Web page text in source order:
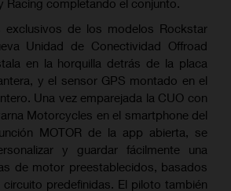
Racing completando el conjunto.
exclusivos de los modelos Rockstar
Unidad de Conectividad Offroad
en la horquilla detrás de la placa
y el sensor GPS montado en el
Una vez emparejada la CUO con
Motorcycles en el smartphone del
MOTOR de la app abierta, se
y guardar fácilmente una
de motor preestablecidos, basados
predefinidas. El piloto también